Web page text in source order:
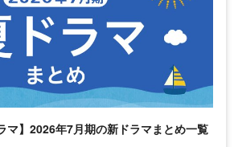
マ】2026年7月期の新ドラマまとめ一覧